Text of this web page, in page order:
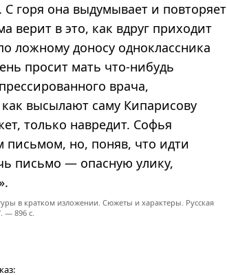
горя она выдумывает и повторяет
в это, как вдруг приходит
ложному доносу одноклассника
просит мать что-нибудь
врача,
как высылают саму Кипарисову
только навредит. Софья
письмом, но, поняв, что идти
письмо — опасную улику,
в кратком изложении. Сюжеты и характеры. Русская
— 896 с.